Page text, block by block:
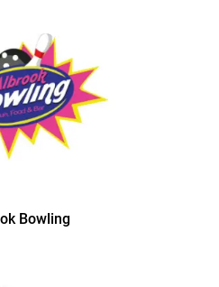
Bowling